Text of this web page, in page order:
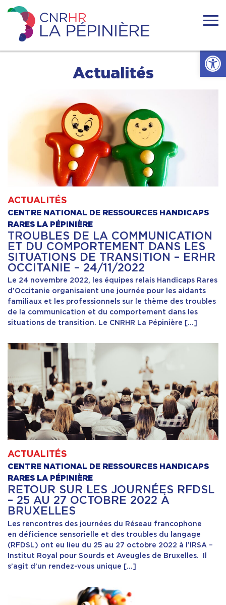
Ouvrir
to
content
Centre
national
de
Nous connaitre
Se documenter
Réseaux
Contact & Accès
Actualités
ACTUALITÉS
CENTRE NATIONAL DE RESSOURCES HANDICAPS
RARES LA PÉPINIÈRE
TROUBLES DE LA COMMUNICATION
ET DU COMPORTEMENT DANS LES
SITUATIONS DE TRANSITION – ERHR
OCCITANIE – 24/11/2022
Le 24 novembre 2022, les équipes relais Handicaps Rares
d’Occitanie organisaient une journée pour les aidants
familiaux et les professionnels sur le thème des troubles
de la communication et du comportement dans les
situations de transition. Le CNRHR La Pépinière […]
ACTUALITÉS
CENTRE NATIONAL DE RESSOURCES HANDICAPS
RARES LA PÉPINIÈRE
RETOUR SUR LES JOURNÉES RFDSL
– 25 AU 27 OCTOBRE 2022 À
BRUXELLES
Les rencontres des journées du Réseau francophone
en déficience sensorielle et des troubles du langage
(RFDSL) ont eu lieu du 25 au 27 octobre 2022 à l’IRSA –
Institut Royal pour Sourds et Aveugles de Bruxelles. Il
s’agit d’un rendez-vous unique […]